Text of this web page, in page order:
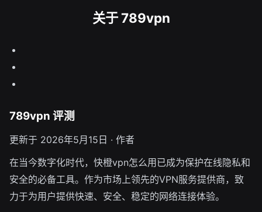
关于 789vpn
789vpn 评测
更新于 2026年5月15日 · 作者
在当今数字化时代，快橙vpn怎么用已成为保护在线隐私和
安全的必备工具。作为市场上领先的VPN服务提供商，致
力于为用户提供快速、安全、稳定的网络连接体验。